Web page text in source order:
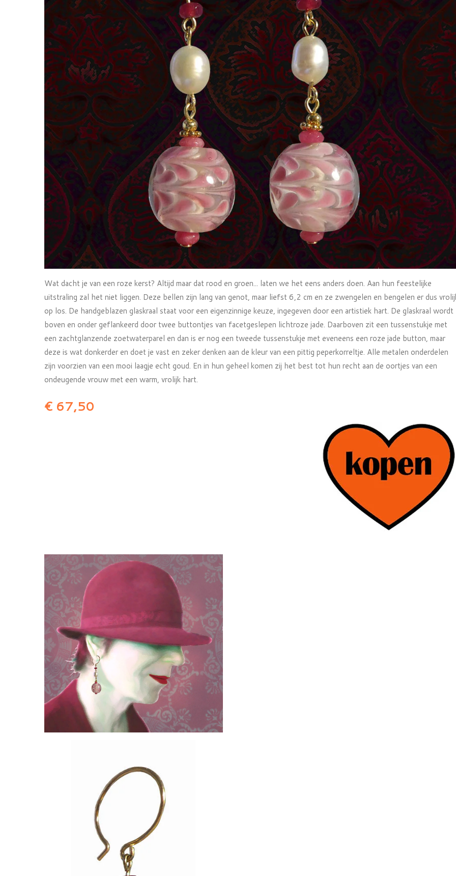
Wat dacht je van een roze kerst? Altijd maar dat rood en groen... laten we het eens anders doen. Aan hun feestelijke
uitstraling zal het niet liggen. Deze bellen zijn lang van genot, maar liefst 6,2 cm en ze zwengelen en bengelen er dus
op los. De handgeblazen glaskraal staat voor een eigenzinnige keuze, ingegeven door een artistiek hart. De glaskraal wordt
boven en onder geflankeerd door twee buttontjes van facetgeslepen lichtroze jade. Daarboven zit een tussenstukje met
een zachtglanzende zoetwaterparel en dan is er nog een tweede tussenstukje met eveneens een roze jade button, maar
deze is wat donkerder en doet je vast en zeker denken aan de kleur van een pittig peperkorreltje. Alle metalen onderdelen
zijn voorzien van een mooi laagje echt goud. En in hun geheel komen zij het best tot hun recht aan de oortjes van een
ondeugende vrouw met een warm, vrolijk hart.
€ 67,50